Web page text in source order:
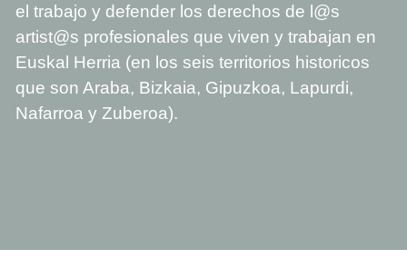
el trabajo y defender los derechos de l@s
artist@s profesionales que viven y trabajan en
Euskal Herria (en los seis territorios historicos
que son Araba, Bizkaia, Gipuzkoa, Lapurdi,
Nafarroa y Zuberoa).